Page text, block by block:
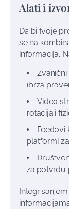
Alati i
Da bi tvoje
se na
informacija.
(brza
Video
rotacija i
Feedovi
platformi
za potvrdu